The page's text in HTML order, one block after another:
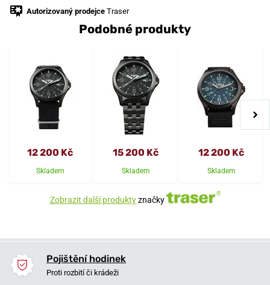
Autorizovaný prodejce Traser
Podobné produkty
12 200 Kč
Skladem
15 200 Kč
Skladem
12 200 Kč
Skladem
Zobrazit další produktyznačky
Pojištění hodinek
Proti rozbití či krádeži